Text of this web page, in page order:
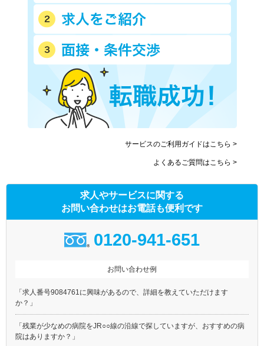
サービスのご利用ガイドはこちら >
よくあるご質問はこちら >
求人やサービスに関する
お問い合わせはお電話も便利です
0120-941-651
お問い合わせ例
「求人番号9084761に興味があるので、詳細を教えていただけます
か？」
「残業が少なめの病院をJR○○線の沿線で探していますが、おすすめの病
院はありますか？」